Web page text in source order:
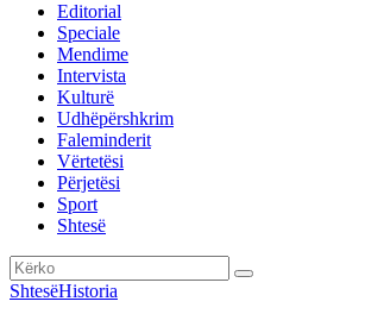
Editorial
Speciale
Mendime
Intervista
Kulturë
Udhëpërshkrim
Faleminderit
Vërtetësi
Përjetësi
Sport
Shtesë
ShtesëHistoria